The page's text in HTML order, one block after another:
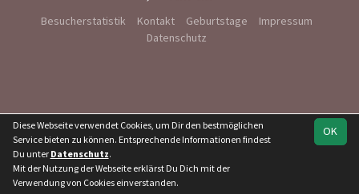
Besucherstatistik Kontakt Geburtstage
Impressum
Datenschutz
OK
Diese Webseite verwendet Cookies, um Dir den bestmöglichen
Service bieten zu können. Entsprechende Informationen findest
Du unter Datenschutz.
Mit der Nutzung der Webseite erklärst Du Dich mit der
Verwendung von Cookies einverstanden.